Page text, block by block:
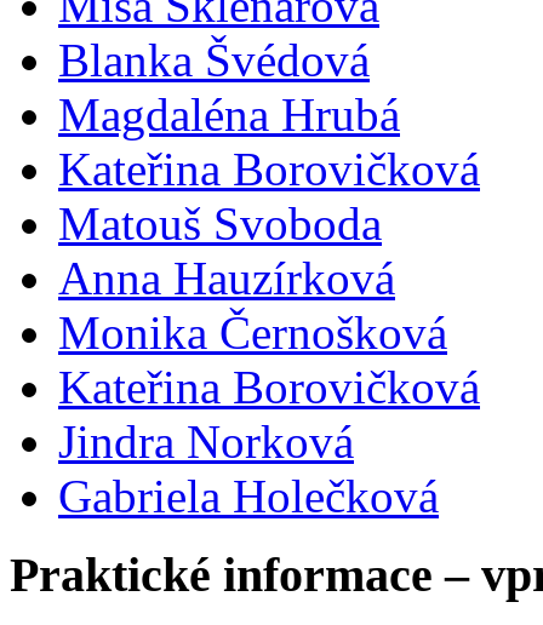
Blanka Švédová
Magdaléna Hrubá
Kateřina Borovičková
Matouš Svoboda
Anna Hauzírková
Monika Černošková
Kateřina Borovičková
Jindra Norková
Gabriela Holečková
Praktické informace –